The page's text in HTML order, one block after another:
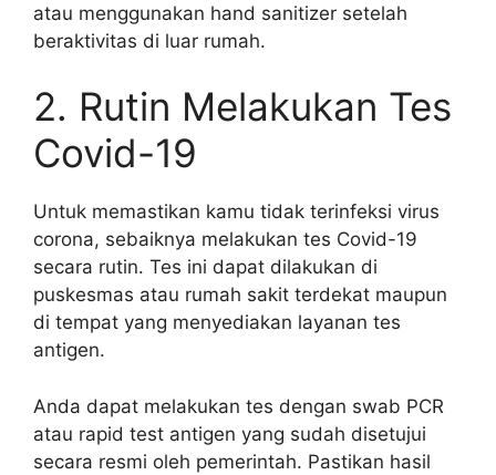
atau menggunakan hand sanitizer setelah
beraktivitas di luar rumah.
2. Rutin Melakukan Tes
Covid-19
Untuk memastikan kamu tidak terinfeksi virus
corona, sebaiknya melakukan tes Covid-19
secara rutin. Tes ini dapat dilakukan di
puskesmas atau rumah sakit terdekat maupun
di tempat yang menyediakan layanan tes
antigen.
Anda dapat melakukan tes dengan swab PCR
atau rapid test antigen yang sudah disetujui
secara resmi oleh pemerintah. Pastikan hasil